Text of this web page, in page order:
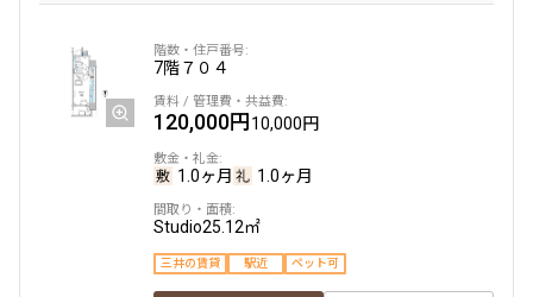
7階７０４
120,000円10,000円
1.0ヶ月 1.0ヶ月
Studio25.12㎡
三井の賃貸 駅近 ペット可